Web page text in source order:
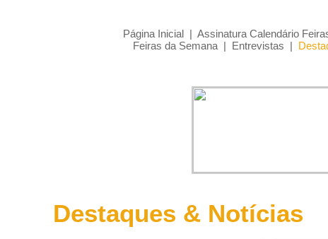
Página Inicial | Assinatura Calendário
Feiras da Semana | Entrevistas |
Destaques & Notícias